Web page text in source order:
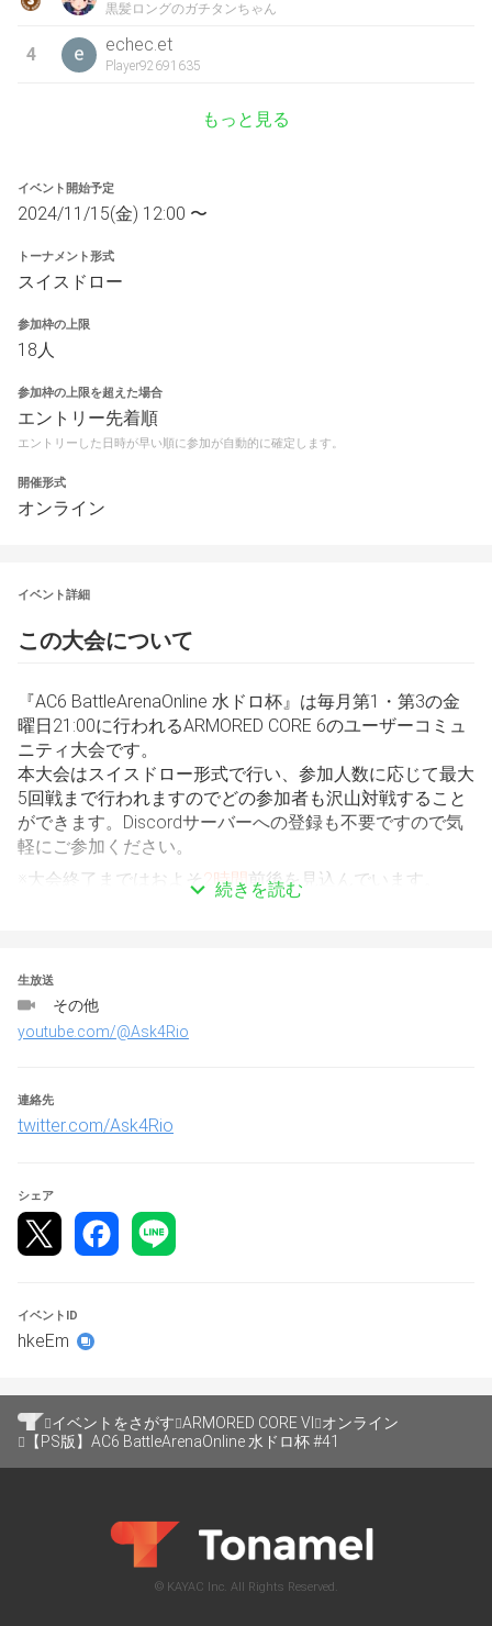
黒髪ロングのガチタンちゃん
4 echec.et
Player92691635
もっと見る
イベント開始予定
2024/11/15(金) 12:00 〜
トーナメント形式
スイスドロー
参加枠の上限
18人
参加枠の上限を超えた場合
エントリー先着順
エントリーした日時が早い順に参加が自動的に確定します。
開催形式
オンライン
イベント詳細
この大会について
『AC6 BattleArenaOnline 水ドロ杯』は毎月第1・第3の金
曜日21:00に行われるARMORED CORE 6のユーザーコミュ
ニティ大会です。
本大会はスイスドロー形式で行い、参加人数に応じて最大
5回戦まで行われますのでどの参加者も沢山対戦すること
ができます。Discordサーバーへの登録も不要ですので気
軽にご参加ください。
※大会終了まではおよそ 2時間 前後を見込んでいます。
◆タイムテーブル
本大会については
スイスドロー形式(最大5回戦実施)
1on1(シングル戦)/BO1
続きを読む
生放送
その他
youtube.com/@Ask4Rio
連絡先
twitter.com/Ask4Rio
シェア
イベントID
hkeEm
イベントをさがす ARMORED CORE VI
オンライン
【PS版】AC6 BattleArenaOnline 水ドロ杯 #41
© KAYAC Inc. All Rights Reserved.